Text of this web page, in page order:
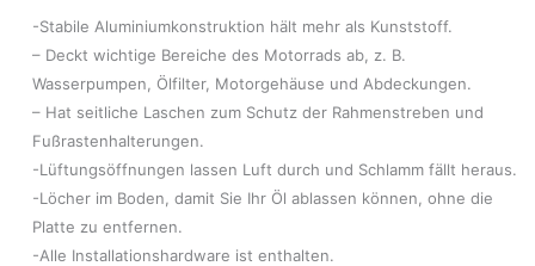
-Stabile Aluminiumkonstruktion hält mehr als Kunststoff.
– Deckt wichtige Bereiche des Motorrads ab, z. B.
Wasserpumpen, Ölfilter, Motorgehäuse und Abdeckungen.
– Hat seitliche Laschen zum Schutz der Rahmenstreben und
Fußrastenhalterungen.
-Lüftungsöffnungen lassen Luft durch und Schlamm fällt heraus.
-Löcher im Boden, damit Sie Ihr Öl ablassen können, ohne die
Platte zu entfernen.
-Alle Installationshardware ist enthalten.